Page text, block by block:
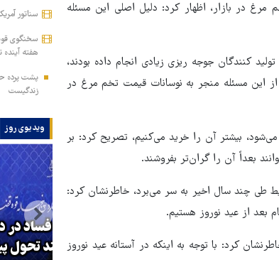
در بازار، اظهار کرد: دلیل اصلی این مسئله
کنندگان جوجه ریزی زیادی انجام داده بودند،
تومانی و جنبه روانی ناشی از این مسئله منجر به نوسانات قیمت تخم مرغ در
بیشتر آن را خرید می‌کنیم، تصریح کرد: بر
بعداً آن را گران‌تر بفروشند.
طی چند سال اخیر به سر می‌برد، خاطرنشان کرد:
بعد از عید نوروز هستیم.
کرد: با توجه به اینکه در آستانه عید نوروز
سناتور
سخنگوی
هفته
پشت پرده
زندگیست
ویدیوی روز
قضا بر اساس سند تحول پیگیری